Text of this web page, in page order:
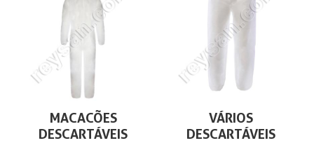
MACACÕES
DESCARTÁVEIS
VÁRIOS
DESCARTÁVEIS